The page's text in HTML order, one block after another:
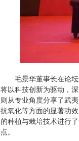
毛景华董事长在论坛
将以科技创新为驱动，
则从专业角度分享了武
抗氧化等方面的显著功
的种植与栽培技术进行
点。